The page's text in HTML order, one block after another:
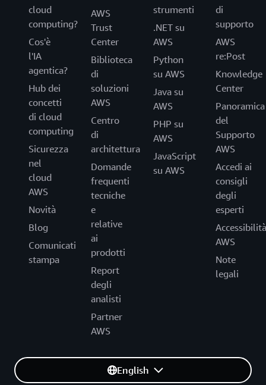
cloud
computing?
Cos'è
l'IA
agentica?
Hub dei
concetti
di cloud
computing
Sicurezza
nel
cloud
AWS
Novità
Blog
Comunicati
stampa
AWS
Trust
Center
Biblioteca
di
soluzioni
AWS
Centro
di
architettura
Domande
frequenti
tecniche
e
relative
ai
prodotti
Report
degli
analisti
Partner
AWS
strumenti
.NET su
AWS
Python
su AWS
Java su
AWS
PHP su
AWS
JavaScript
su AWS
di
supporto
AWS
re:Post
Knowledge
Center
Panoramica
del
Supporto
AWS
Accedi ai
consigli
degli
esperti
Accessibilità
AWS
Note
legali
English